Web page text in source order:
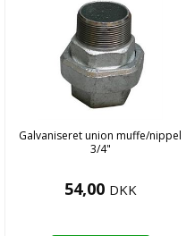
Galvaniseret union muffe/nippel
3/4"
54,00 DKK